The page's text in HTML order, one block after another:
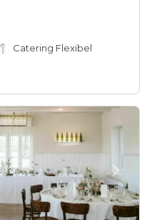
Catering Flexibel